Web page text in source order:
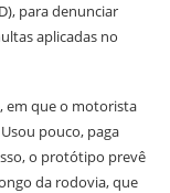
para denunciar
aplicadas no
em que o motorista
pouco, paga
o protótipo prevê
da rodovia, que